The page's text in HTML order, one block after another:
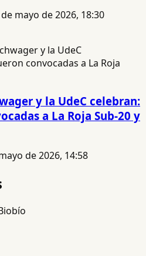
mayo de 2026, 18:30
y la UdeC celebran:
a La Roja Sub-20 y
de 2026, 14:58